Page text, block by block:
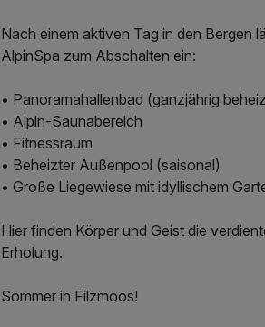
Nach einem aktiven Tag in den Bergen
AlpinSpa zum Abschalten ein:
• Panoramahallenbad (ganzjährig
• Alpin-Saunabereich
• Fitnessraum
• Beheizter Außenpool (saisonal)
• Große Liegewiese mit idyllischem
Hier finden Körper und Geist die
Erholung.
Sommer in Filzmoos!